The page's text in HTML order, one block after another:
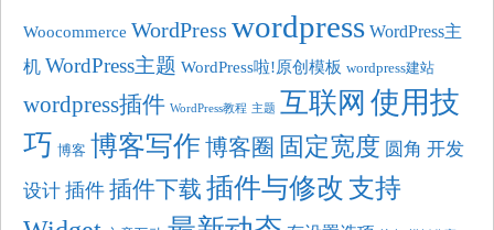
Woocommerce WordPress wordpress WordPress主
机 WordPress主题 WordPress啦!原创模板 wordpress建站
wordpress插件 WordPress教程 主题 互联网 使用技
巧 博客 博客写作 博客圈 固定宽度 圆角 开发
设计 插件 插件下载 插件与修改 支持